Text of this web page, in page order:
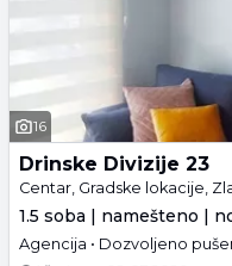
16
Drinske Divizije 23
Centar, Gradske lokacije,
Agencija • Dozvoljeno